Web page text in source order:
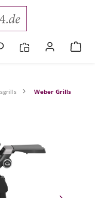
Weber Grills